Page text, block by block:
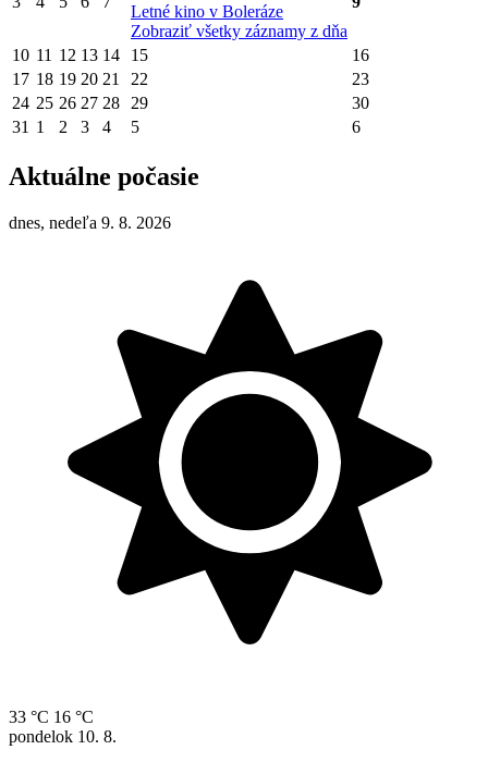
Letné kino v Boleráze
Zobraziť všetky záznamy z dňa
10 11 12 13 14 15
16
17 18 19 20 21 22
23
24 25 26 27 28 29
30
31 1 2 3 4 5 6
Aktuálne počasie
dnes, nedeľa 9. 8. 2026
33 °C 16 °C
pondelok 10. 8.